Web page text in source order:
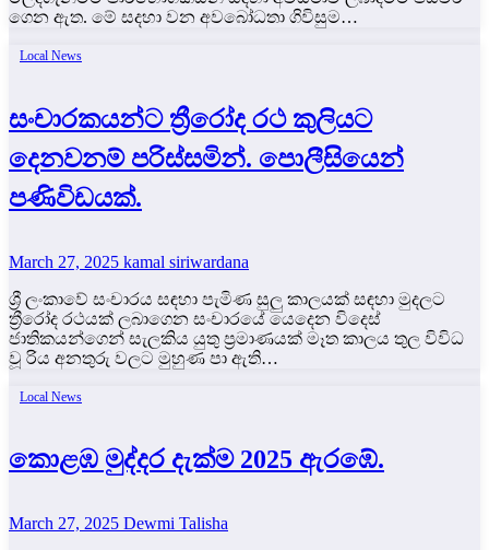
ගෙන ඇත. මේ සදහා වන අවබෝධතා ගිවිසුම…
Local News
සංචාරකයන්ට ත්‍රීරෝද රථ කුලියට
දෙනවනම් පරිස්සමින්. පොලීසියෙන්
පණිවිඩයක්.
March 27, 2025 kamal siriwardana
ශ්‍රී ලංකාවේ සංචාරය සඳහා පැමිණ සුලු කාලයක් සඳහා මුදලට
ත්‍රීරෝද රථයක් ලබාගෙන සංචාරයේ යෙදෙන විදෙස්
ජාතිකයන්ගෙන් සැලකිය යුතු ප්‍රමාණයක් මෑත කාලය තුල විවිධ
වූ රිය අනතුරු වලට මුහුණ පා ඇති…
Local News
කොළඹ මුද්දර දැක්ම 2025 ඇරඹේ.
March 27, 2025 Dewmi Talisha